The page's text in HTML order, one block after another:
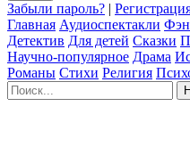
Забыли пароль? |
Главная Аудиоспектакли
Детектив Для детей Сказки
Научно-популярное Драма
Романы Стихи Религия